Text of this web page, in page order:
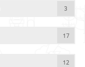
3
17
12